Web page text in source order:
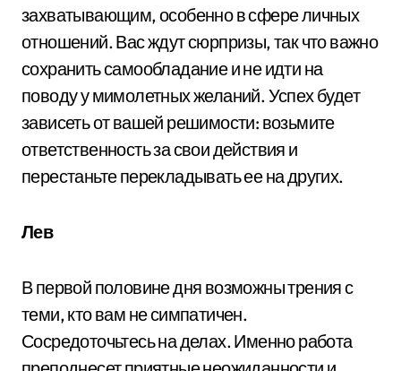
захватывающим, особенно в сфере личных
отношений. Вас ждут сюрпризы, так что важно
сохранить самообладание и не идти на
поводу у мимолетных желаний. Успех будет
зависеть от вашей решимости: возьмите
ответственность за свои действия и
перестаньте перекладывать ее на других.
Лев
В первой половине дня возможны трения с
теми, кто вам не симпатичен.
Сосредоточьтесь на делах. Именно работа